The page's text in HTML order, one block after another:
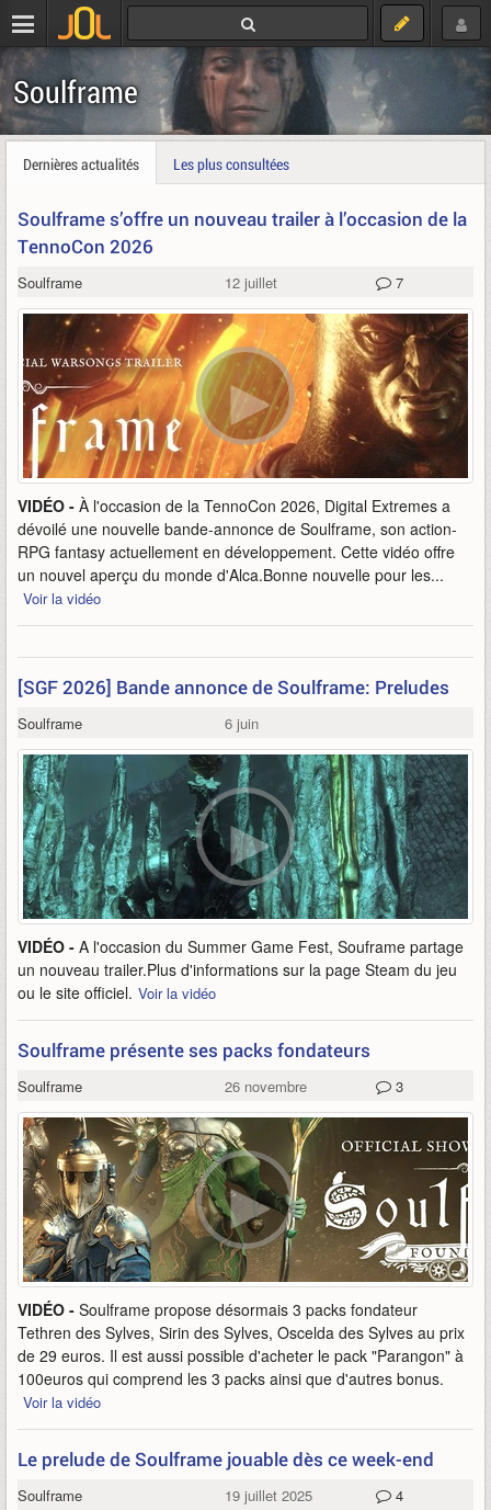
Soulframe
Dernières actualités Les plus consultées
Soulframe s’offre un nouveau trailer à l’occasion de la
TennoCon 2026
Soulframe 12 juillet 7
VIDÉO - À l'occasion de la TennoCon 2026, Digital Extremes a
dévoilé une nouvelle bande-annonce de Soulframe, son action-
RPG fantasy actuellement en développement. Cette vidéo offre
un nouvel aperçu du monde d'Alca.Bonne nouvelle pour les...
Voir la vidéo
[SGF 2026] Bande annonce de Soulframe: Preludes
Soulframe 6 juin
VIDÉO - A l'occasion du Summer Game Fest, Souframe partage
un nouveau trailer.Plus d'informations sur la page Steam du jeu
ou le site officiel. Voir la vidéo
Soulframe présente ses packs fondateurs
Soulframe 26 novembre 3
VIDÉO - Soulframe propose désormais 3 packs fondateur
Tethren des Sylves, Sirin des Sylves, Oscelda des Sylves au prix
de 29 euros. Il est aussi possible d'acheter le pack "Parangon" à
100euros qui comprend les 3 packs ainsi que d'autres bonus.
Voir la vidéo
Le prelude de Soulframe jouable dès ce week-end
Soulframe 19 juillet 2025 4